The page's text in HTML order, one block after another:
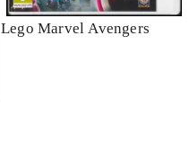
Lego Marvel Avengers